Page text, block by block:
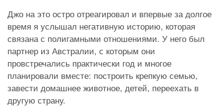
Джо на это остро отреагировал и впервые за долгое
время я услышал негативную историю, которая
связана с полигамными отношениями. У него был
партнер из Австралии, с которым они
провстречались практически год и многое
планировали вместе: построить крепкую семью,
завести домашнее животное, детей, переехать в
другую страну.